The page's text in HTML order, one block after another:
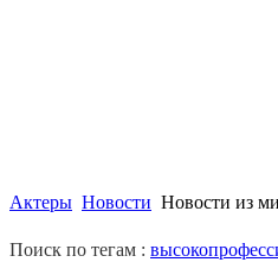
Актеры Новости Новости из
Поиск по тегам :